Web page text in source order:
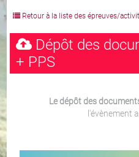
Retour à la liste des épreuves/
Dépôt des
+ PPS
Le dépôt des
l'évènement